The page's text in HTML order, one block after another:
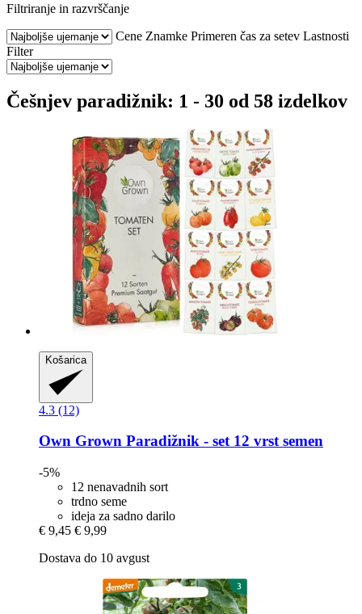
Filtriranje in razvrščanje
Cene Znamke Primeren čas za setev Lastnosti
Filter
Češnjev paradižnik: 1 - 30 od 58 izdelkov
Košarica
4.3 (12)
Own Grown Paradižnik -​ set 12 vrst semen
-5%
12 nenavadnih sort
trdno seme
ideja za sadno darilo
€ 9,45 € 9,99
Dostava do 10 avgust